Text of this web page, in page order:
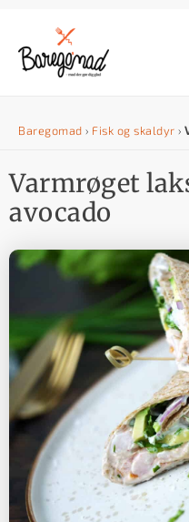
d
h
d
e
Baregomad › Fisk og skaldyr ›
Varmrøget
avocado